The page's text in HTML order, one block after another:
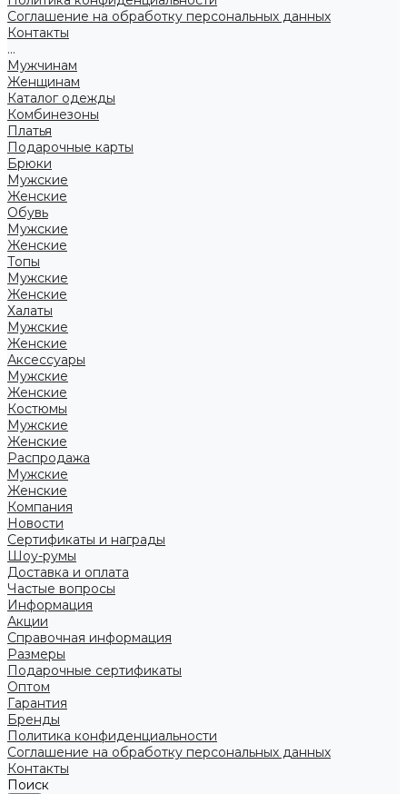
Соглашение на обработку персональных данных
Контакты
...
Мужчинам
Женщинам
Каталог одежды
Комбинезоны
Платья
Подарочные карты
Брюки
Мужские
Женские
Обувь
Мужские
Женские
Топы
Мужские
Женские
Халаты
Мужские
Женские
Аксессуары
Мужские
Женские
Костюмы
Мужские
Женские
Распродажа
Мужские
Женские
Компания
Новости
Сертификаты и награды
Шоу-румы
Доставка и оплата
Частые вопросы
Информация
Акции
Справочная информация
Размеры
Подарочные сертификаты
Оптом
Гарантия
Бренды
Политика конфиденциальности
Соглашение на обработку персональных данных
Контакты
Поиск